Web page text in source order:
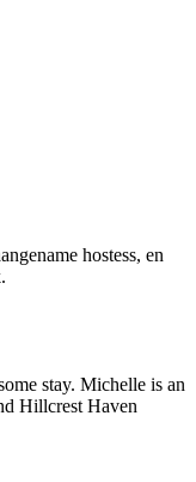
hostess, en
stay. Michelle is an
Hillcrest Haven